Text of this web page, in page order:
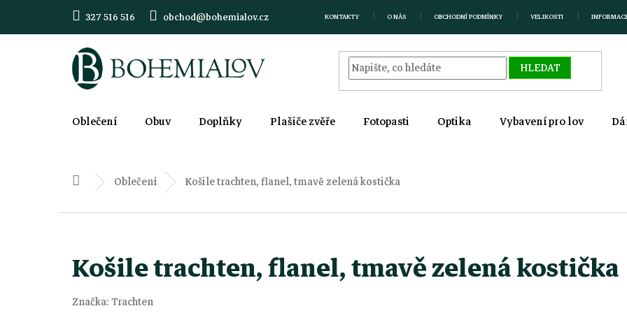
327 516 516 obchod@bohemialov.cz KONTAKTY O NÁS OBCHODNÍ PODMÍNKY VELIKOSTI
HLEDAT
Oblečení Obuv Doplňky Plašiče zvěře Fotopasti Optika Vybavení pro lov
Domů Oblečení Košile trachten, flanel, tmavě zelená kostička
Košile trachten, flanel, tmavě zelená kostička
Značka:Trachten